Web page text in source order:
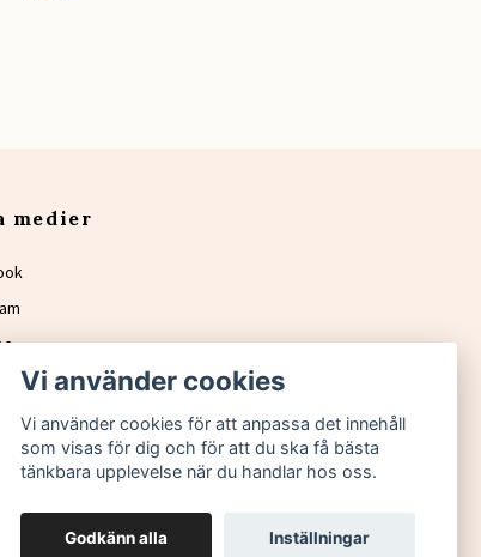
medier
Vi använder cookies
Vi använder cookies för att anpassa det innehåll
som visas för dig och för att du ska få bästa
tänkbara upplevelse när du handlar hos oss.
Godkänn alla Inställningar